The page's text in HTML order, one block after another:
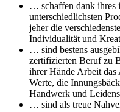
… schaffen dank ihres
unterschiedlichsten
jeher die
Individualität und
… sind bestens
zertifizierten Beruf zu
ihrer Hände Arbeit das
Werte, die
Handwerk und
… sind als treue